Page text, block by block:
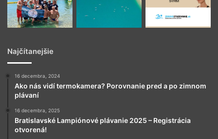
Najčítanejšie
16 decembra, 2024
Ako nás vidí termokamera? Porovnanie pred a po zimnom
plávaní
16 decembra, 2025
Bratislavské Lampiónové plávanie 2025 – Registrácia
otvorená!